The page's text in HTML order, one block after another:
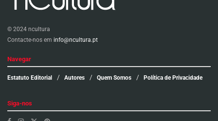
© 2024 ncultura
Contacte-nos em info@ncultura.pt
Navegar
Estatuto Editorial Autores Quem Somos Política de Privacidade
Siga-nos